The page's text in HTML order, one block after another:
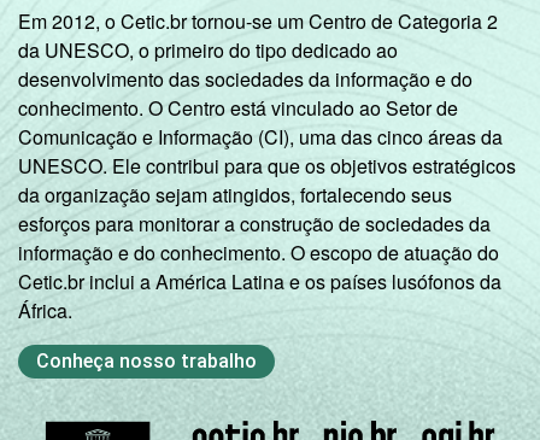
Em 2012, o Cetic.br tornou-se um Centro de Categoria 2
da UNESCO, o primeiro do tipo dedicado ao
desenvolvimento das sociedades da informação e do
conhecimento. O Centro está vinculado ao Setor de
Comunicação e Informação (CI), uma das cinco áreas da
UNESCO. Ele contribui para que os objetivos estratégicos
da organização sejam atingidos, fortalecendo seus
esforços para monitorar a construção de sociedades da
informação e do conhecimento. O escopo de atuação do
Cetic.br inclui a América Latina e os países lusófonos da
África.
Conheça nosso trabalho